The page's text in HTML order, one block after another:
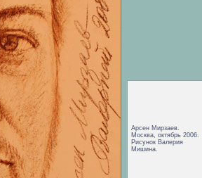
Арсен Мирзаев.
Москва, октябрь 2006.
Рисунок Валерия
Мишина.